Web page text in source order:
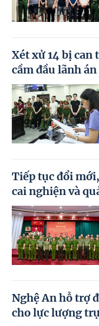
Xét xử 14 bị can
cầm đầu lãnh
Tiếp tục đổi
cai nghiện và
Nghệ An hỗ trợ
cho lực lượng